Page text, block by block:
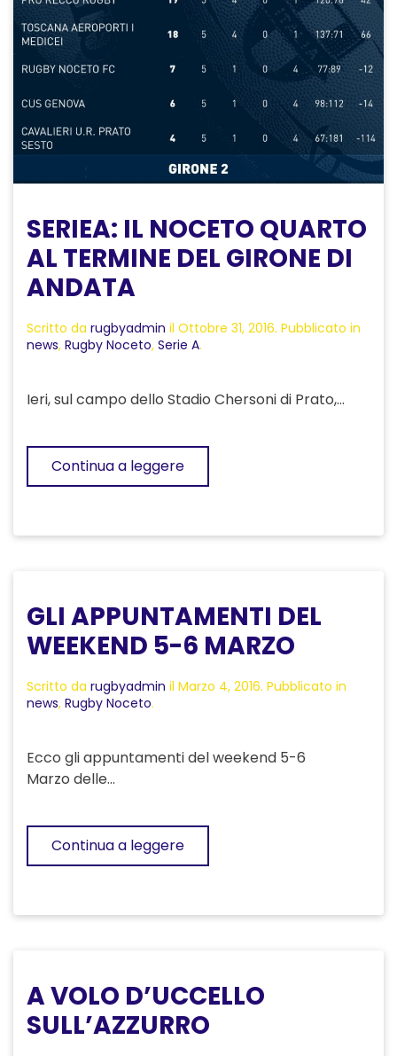
SERIEA: IL NOCETO QUARTO
AL TERMINE DEL GIRONE DI
ANDATA
Scritto da rugbyadmin il Ottobre 31, 2016. Pubblicato in
news, Rugby Noceto, Serie A.
Ieri, sul campo dello Stadio Chersoni di Prato,...
Continua a leggere
GLI APPUNTAMENTI DEL
WEEKEND 5-6 MARZO
Scritto da rugbyadmin il Marzo 4, 2016. Pubblicato in
news, Rugby Noceto.
Ecco gli appuntamenti del weekend 5-6
Marzo delle...
Continua a leggere
A VOLO D’UCCELLO
SULL’AZZURRO